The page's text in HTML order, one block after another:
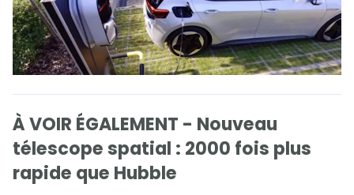
À VOIR ÉGALEMENT - Nouveau
télescope spatial : 2000 fois plus
rapide que Hubble